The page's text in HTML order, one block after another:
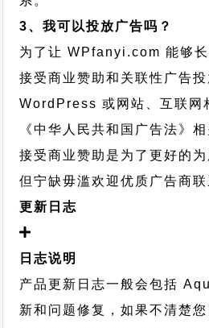
3、我可以投放广告吗？
为了让 WPfanyi.com 能够
接受商业赞助和关联性广告
WordPress 或网站、互联网
《中华人民共和国广告法》相
接受商业赞助是为了更好的为
但宁缺毋滥欢迎优质广告商联
更新日志
日志说明
产品更新日志一般会包括
新和问题修复，如果不清楚